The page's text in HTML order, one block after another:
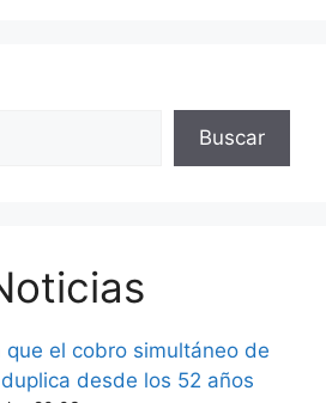
Buscar
que el cobro simultáneo de
desde los 52 años